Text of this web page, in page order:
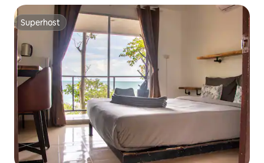
Superhost
Superhost